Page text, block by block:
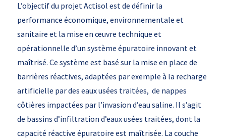
L’objectif du projet Actisol est de définir la
performance économique, environnementale et
sanitaire et la mise en œuvre technique et
opérationnelle d’un système épuratoire innovant et
maîtrisé. Ce système est basé sur la mise en place de
barrières réactives, adaptées par exemple à la recharge
artificielle par des eaux usées traitées, de nappes
côtières impactées par l’invasion d’eau saline. Il s’agit
de bassins d’infiltration d’eaux usées traitées, dont la
capacité réactive épuratoire est maîtrisée. La couche